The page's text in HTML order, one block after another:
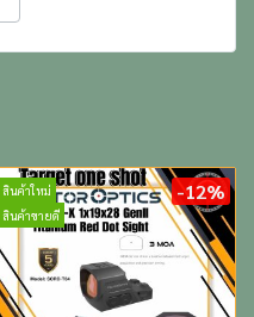
สินค้าใหม่
สินค้าขายดี
-12%